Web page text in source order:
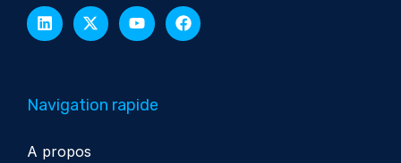
Navigation rapide
A propos